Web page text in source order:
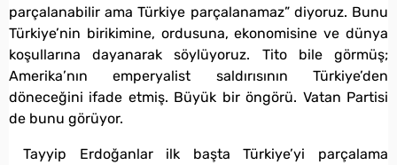
parçalanabilir ama Türkiye parçalanamaz” diyoruz. Bunu
Türkiye’nin birikimine, ordusuna, ekonomisine ve dünya
koşullarına dayanarak söylüyoruz. Tito bile görmüş;
Amerika’nın emperyalist saldırısının Türkiye’den
döneceğini ifade etmiş. Büyük bir öngörü. Vatan Partisi
de bunu görüyor.
Tayyip Erdoğanlar ilk başta Türkiye’yi parçalama